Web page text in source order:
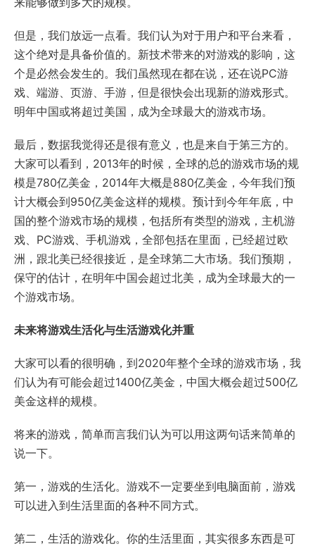
但是，我们放远一点看。我们认为对于用户和平台来看，
这个绝对是具备价值的。新技术带来的对游戏的影响，这
个是必然会发生的。我们虽然现在都在说，还在说PC游
戏、端游、页游、手游，但是很快会出现新的游戏形式。
明年中国或将超过美国，成为全球最大的游戏市场。
最后，数据我觉得还是很有意义，也是来自于第三方的。
大家可以看到，2013年的时候，全球的总的游戏市场的规
模是780亿美金，2014年大概是880亿美金，今年我们预
计大概会到950亿美金这样的规模。预计到今年年底，中
国的整个游戏市场的规模，包括所有类型的游戏，主机游
戏、PC游戏、手机游戏，全部包括在里面，已经超过欧
洲，跟北美已经很接近，是全球第二大市场。我们预期，
保守的估计，在明年中国会超过北美，成为全球最大的一
个游戏市场。
未来将游戏生活化与生活游戏化并重
大家可以看的很明确，到2020年整个全球的游戏市场，我
们认为有可能会超过1400亿美金，中国大概会超过500亿
美金这样的规模。
将来的游戏，简单而言我们认为可以用这两句话来简单的
说一下。
第一，游戏的生活化。游戏不一定要坐到电脑面前，游戏
可以进入到生活里面的各种不同方式。
第二，生活的游戏化。你的生活里面，其实很多东西是可